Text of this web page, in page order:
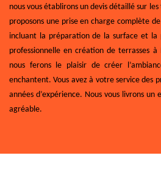
nous vous établirons un devis détaillé sur
proposons une prise en charge complète
incluant la préparation de la surface et la
professionnelle en création de terrasses à
nous ferons le plaisir de créer
enchantent. Vous avez à votre service des
années d’expérience. Nous vous livrons
agréable.